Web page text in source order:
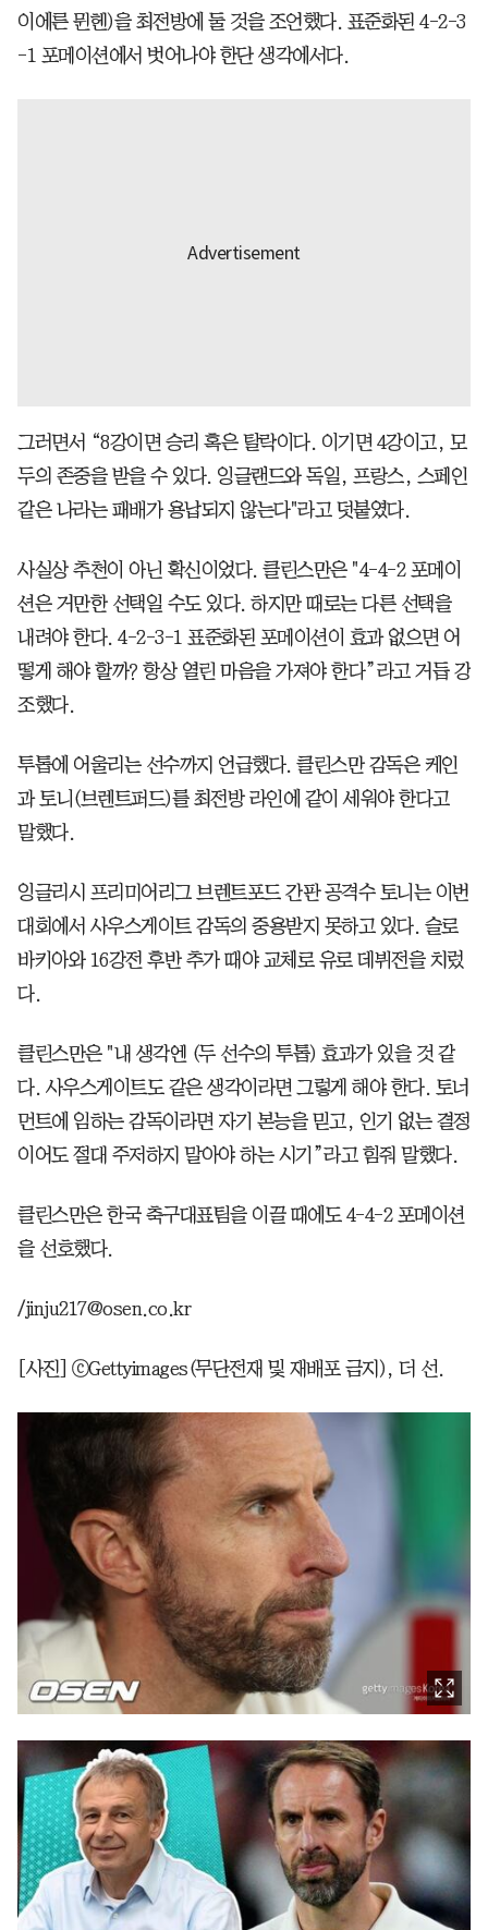
이에른 뮌헨)을 최전방에 둘 것을 조언했다. 표준화된 4-2-3
-1 포메이션에서 벗어나야 한단 생각에서다.
그러면서 “8강이면 승리 혹은 탈락이다. 이기면 4강이고, 모
두의 존중을 받을 수 있다. 잉글랜드와 독일, 프랑스, 스페인
같은 나라는 패배가 용납되지 않는다"라고 덧붙였다.
사실상 추천이 아닌 확신이었다. 클린스만은 "4-4-2 포메이
션은 거만한 선택일 수도 있다. 하지만 때로는 다른 선택을
내려야 한다. 4-2-3-1 표준화된 포메이션이 효과 없으면 어
떻게 해야 할까? 항상 열린 마음을 가져야 한다”라고 거듭 강
조했다.
투톱에 어울리는 선수까지 언급했다. 클린스만 감독은 케인
과 토니(브렌트퍼드)를 최전방 라인에 같이 세워야 한다고
말했다.
잉글리시 프리미어리그 브렌트포드 간판 공격수 토니는 이번
대회에서 사우스게이트 감독의 중용받지 못하고 있다. 슬로
바키아와 16강전 후반 추가 때야 교체로 유로 데뷔전을 치렀
다.
클린스만은 "내 생각엔 (두 선수의 투톱) 효과가 있을 것 같
다. 사우스게이트도 같은 생각이라면 그렇게 해야 한다. 토너
먼트에 임하는 감독이라면 자기 본능을 믿고, 인기 없는 결정
이어도 절대 주저하지 말아야 하는 시기”라고 힘줘 말했다.
클린스만은 한국 축구대표팀을 이끌 때에도 4-4-2 포메이션
을 선호했다.
/jinju217@osen.co.kr
[사진] ⓒGettyimages(무단전재 및 재배포 금지), 더 선.